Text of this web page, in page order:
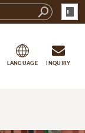
LANGUAGE INQUIRY